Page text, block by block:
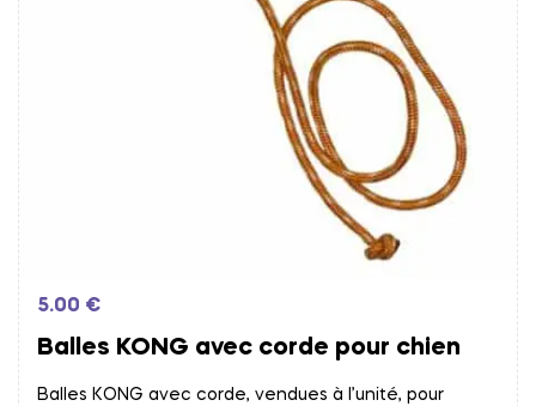
5.00 €
Balles KONG avec corde pour chien
Balles KONG avec corde, vendues à l’unité, pour